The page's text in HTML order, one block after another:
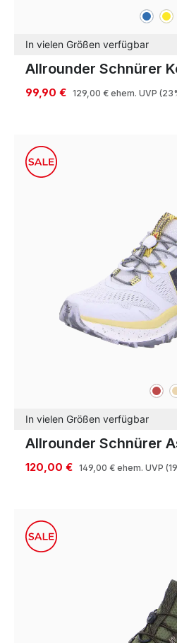
blau
In vielen Größen verfügbar
Allrounder Schnürer
99,90 € 129,00 € ehem. UVP
rot
In vielen Größen verfügbar
Allrounder Schnürer
120,00 € 149,00 € ehem. UVP